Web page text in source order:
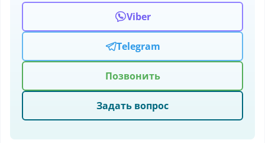
Viber
Telegram
Позвонить
Задать вопрос